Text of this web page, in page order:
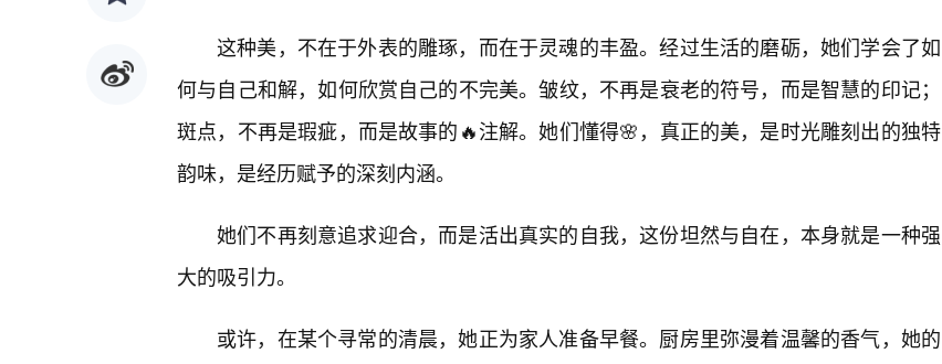
这种美，不在于外表的雕琢，而在于灵魂的丰盈。经过生活的磨砺，她们学会了如
何与自己和解，如何欣赏自己的不完美。皱纹，不再是衰老的符号，而是智慧的印记；
斑点，不再是瑕疵，而是故事的🔥注解。她们懂得🌸，真正的美，是时光雕刻出的独特
韵味，是经历赋予的深刻内涵。
她们不再刻意追求迎合，而是活出真实的自我，这份坦然与自在，本身就是一种强
大的吸引力。
或许，在某个寻常的清晨，她正为家人准备早餐。厨房里弥漫着温馨的香气，她的